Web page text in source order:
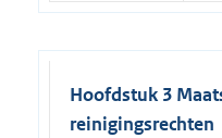
Hoofdstuk 3
reinigingsrechten